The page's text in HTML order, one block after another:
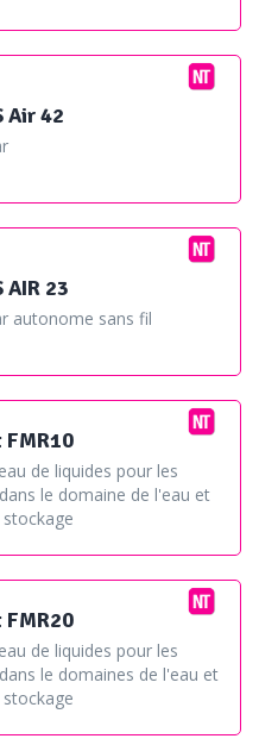
via le service cloud
pour l'alerte crue, il s'agit
Cloud et services
pour faire des
Air 42
AIR 23
autonome sans fil
de liquides pour les
le domaine de l'eau et
de liquides pour les
le domaines de l'eau et